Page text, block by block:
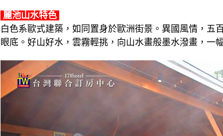
麗池山水特色
白色系歐式建築，如同置身於歐洲街景。異國風情，五
眼底。好山好水，雲霧輕挑，向山水畫般墨水潑畫，